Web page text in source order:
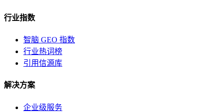
行业指数
智脑 GEO 指数
行业热词榜
引用信源库
解决方案
企业级服务